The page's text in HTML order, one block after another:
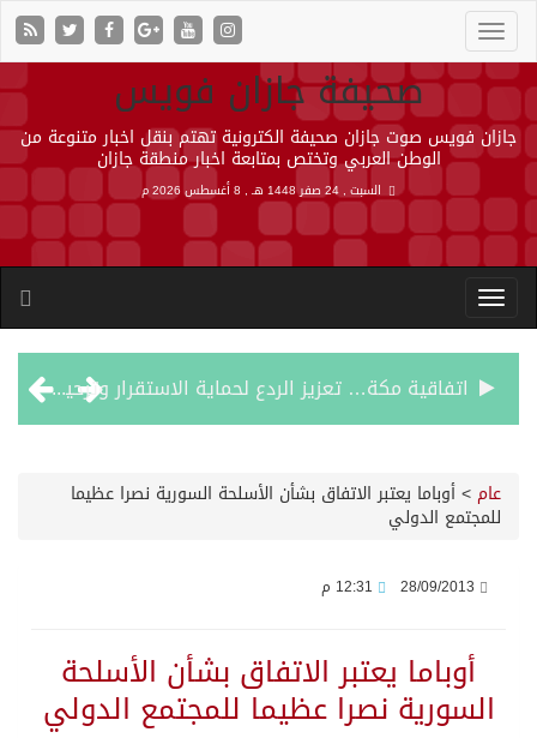
صحيفة جازان فويس
جازان فويس صوت جازان صحيفة الكترونية تهتم بنقل اخبار متنوعة من
الوطن العربي وتختص بمتابعة اخبار منطقة جازان
السبت , 24 صفر 1448 هـ , 8 أغسطس 2026 م
اتفاقية مكة… تعزيز الردع لحماية الاستقرار وترحيب اقليمي ودولي بها
عام >أوباما يعتبر الاتفاق بشأن الأسلحة السورية نصرا عظيما
للمجتمع الدولي
28/09/2013
أوباما يعتبر الاتفاق بشأن الأسلحة
السورية نصرا عظيما للمجتمع الدولي